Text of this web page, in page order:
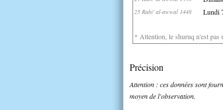
25 Rabi' al-awwal 1448 Lundi
* Attention, le shuruq n'est pas
Précision
Attention : ces données sont
moyen de l'observation.